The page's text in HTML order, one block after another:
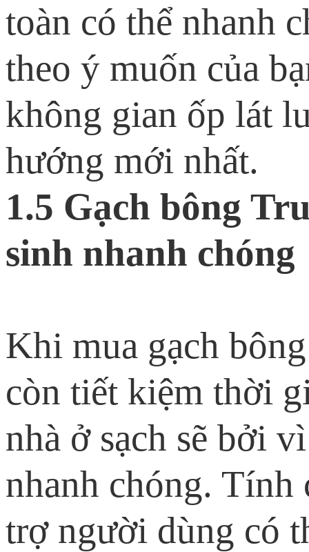
toàn có thể nhanh
theo ý muốn của
không gian ốp lát
hướng mới nhất.
1.5 Gạch bông
sinh nhanh chóng
Khi mua gạch
còn tiết kiệm thời
nhà ở sạch sẽ bởi
nhanh chóng. Tính
trợ người dùng có